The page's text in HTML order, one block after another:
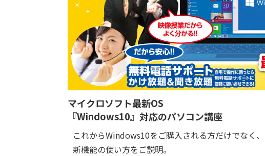
マイクロソフト最新OS
『Windows10』対応のパソコン講座
これからWindows10をご購入される方だけでなく
新機能の使い方をご説明。